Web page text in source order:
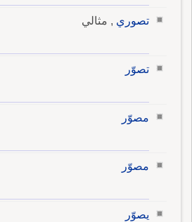
تصوري , مثالي
تصوّر
مصوّر
مصوّر
يصوّر